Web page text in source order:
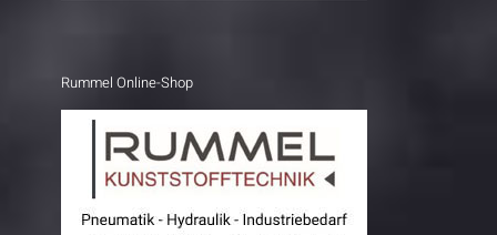
Rummel Online-Shop